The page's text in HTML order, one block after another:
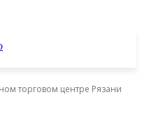
торговом центре Рязани